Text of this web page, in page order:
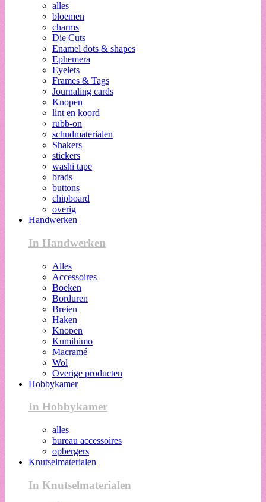
alles
bloemen
charms
Die Cuts
Enamel dots & shapes
Ephemera
Eyelets
Frames & Tags
Journaling cards
Knopen
lint en koord
rubb-on
schudmaterialen
Shakers
stickers
washi tape
brads
buttons
chipboard
overig
Handwerken
In Handwerken
Alles
Accessoires
Boeken
Borduren
Breien
Haken
Knopen
Kumihimo
Macramé
Wol
Overige producten
Hobbykamer
In Hobbykamer
alles
bureau accessoires
opbergers
Knutselmaterialen
In Knutselmaterialen